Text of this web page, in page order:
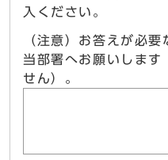
入ください。
（注意）お答えが必
当部署へお願いします
せん）。